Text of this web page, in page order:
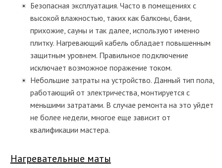
Безопасная эксплуатация. Часто в помещениях с
высокой влажностью, таких как балконы, бани,
прихожие, сауны и так далее, используют именно
плитку. Нагревающий кабель обладает повышенным
защитным уровнем. Правильное подключение
исключает возможное поражение током.
Небольшие затраты на устройство. Данный тип пола,
работающий от электричества, монтируется с
меньшими затратами. В случае ремонта на это уйдет
не более недели, многое еще зависит от
квалификации мастера.
Нагревательные маты